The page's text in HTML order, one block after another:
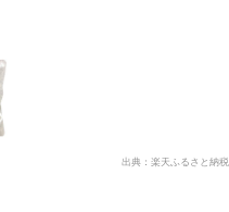
出典：楽天ふるさと納税